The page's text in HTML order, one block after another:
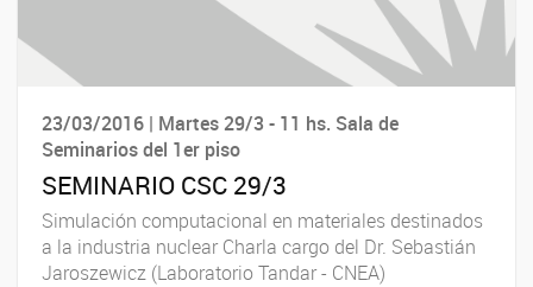
23/03/2016 | Martes 29/3 - 11 hs. Sala de
Seminarios del 1er piso
SEMINARIO CSC 29/3
Simulación computacional en materiales destinados
a la industria nuclear Charla cargo del Dr. Sebastián
Jaroszewicz (Laboratorio Tandar - CNEA)